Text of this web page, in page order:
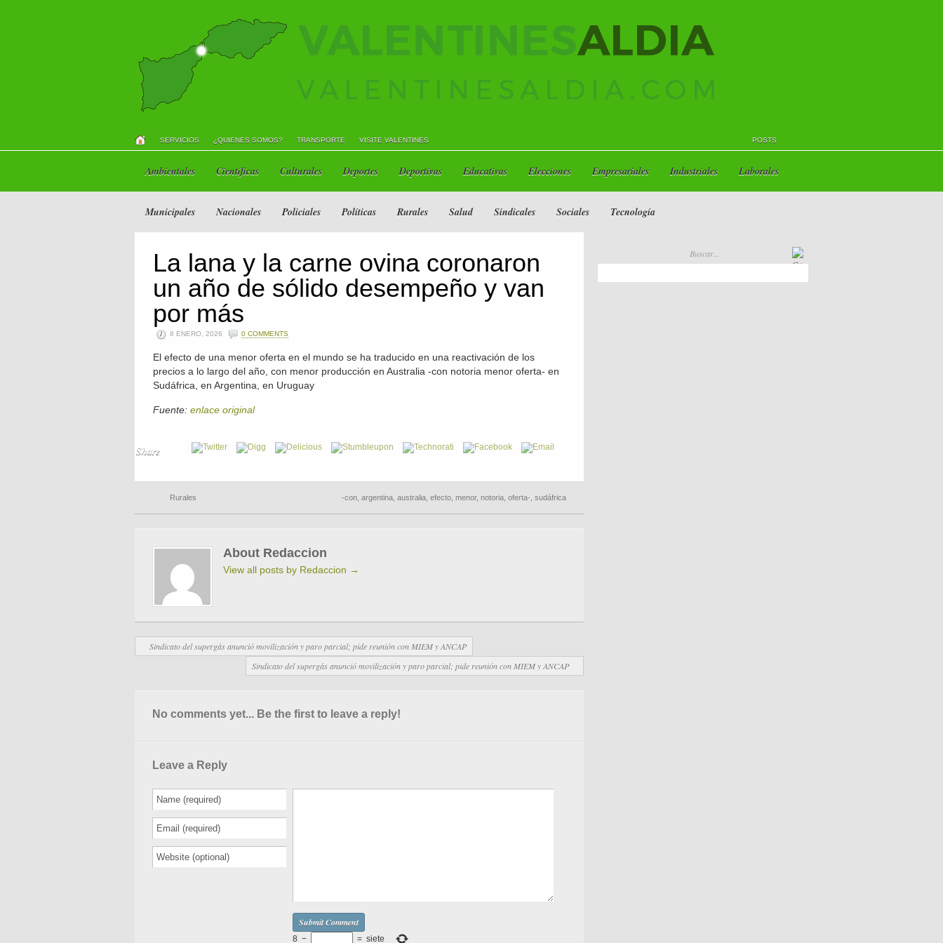
SERVICIOS ¿QUIENES SOMOS? TRANSPORTE VISITE VALENTINES POSTS
Ambientales Científicas Culturales Deportes Deportivas Educativas Elecciones Empresariales Industriales Laborales
Municipales Nacionales Policiales Políticas Rurales Salud Sindicales Sociales Tecnología
La lana y la carne ovina coronaron
un año de sólido desempeño y van
por más
8 ENERO, 2026 0 COMMENTS
El efecto de una menor oferta en el mundo se ha traducido en una reactivación de los
precios a lo largo del año, con menor producción en Australia -con notoria menor oferta- en
Sudáfrica, en Argentina, en Uruguay
Fuente: enlace original
Share
Rurales -con argentina australia efecto menor, notoria oferta- sudáfrica
About Redaccion
View all posts by Redaccion →
Sindicato del supergás anunció movilización y paro parcial; pide reunión con MIEM y ANCAP
Sindicato del supergás anunció movilización y paro parcial; pide reunión con MIEM y ANCAP
No comments yet... Be the first to leave a reply!
Leave a Reply
8 − = siete